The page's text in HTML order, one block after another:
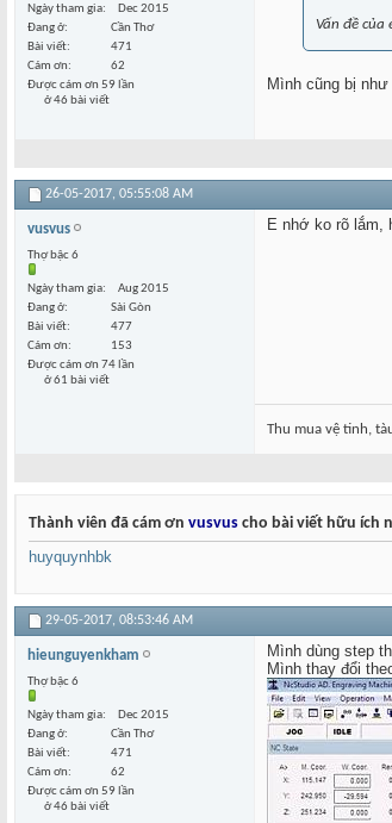
Ngày tham gia
Dec 2015
Đang ở
Cần Thơ
Bài viết
471
Cám ơn
62
Được cám ơn 59 lần
ở 46 bài viết
Vấn đề của
Mình cũng bị
26-05-2017, 05:55:08 AM
vusvus
Thợ bậc 6
Ngày tham gia
Aug 2015
Đang ở
Sài Gòn
Bài viết
477
Cám ơn
153
Được cám ơn 74 lần
ở 61 bài viết
E nhớ ko rõ lắm,
Thu mua vệ tinh,
Thành viên đã cám ơn vusvus cho bài viết hữu ích
huyquynhbk
29-05-2017, 08:53:46 AM
hieunguyenkham
Thợ bậc 6
Ngày tham gia
Dec 2015
Đang ở
Cần Thơ
Bài viết
471
Cám ơn
62
Được cám ơn 59 lần
ở 46 bài viết
Mình dùng step
Mình thay đổi